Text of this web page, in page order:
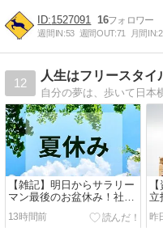
1527091 16
週間IN:53 週間OUT:71 月間IN:
12
人生はフリースタイ
【雑記】明日からサラリー
マン最後のお盆休み！社畜
最後の夏の想い出づくり！
13時間前
立
続
昨